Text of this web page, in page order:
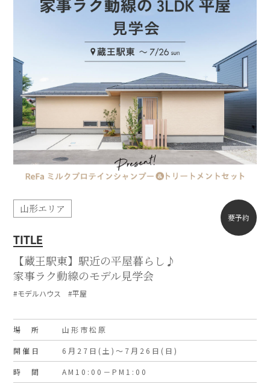
要予約
山形エリア
TITLE
【蔵王駅東】駅近の平屋暮らし♪
家事ラク動線のモデル見学会
#モデルハウス #平屋
場 所 山形市松原
開催日 6月27日(土)～7月26日(日)
時 間 AM10:00－PM1:00